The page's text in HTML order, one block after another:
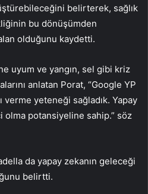
belirterek, sağlık
bu dönüşümden
olduğunu kaydetti.
uyum ve yangın, sel gibi kriz
anlatan Porat, “Google YP
yeteneği sağladık. Yapay
potansiyeline sahip.” söz
da yapay zekanın geleceği
belirtti.